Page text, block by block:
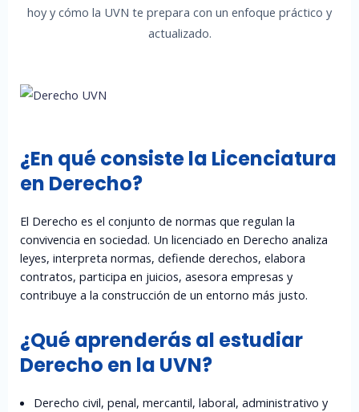
hoy y cómo la UVN te prepara con un enfoque práctico y
actualizado.
¿En qué consiste la Licenciatura
en Derecho?
El Derecho es el conjunto de normas que regulan la
convivencia en sociedad. Un licenciado en Derecho analiza
leyes, interpreta normas, defiende derechos, elabora
contratos, participa en juicios, asesora empresas y
contribuye a la construcción de un entorno más justo.
¿Qué aprenderás al estudiar
Derecho en la UVN?
Derecho civil, penal, mercantil, laboral, administrativo y